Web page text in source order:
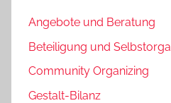
Angebote und Beratung
Beteiligung und
Community Organizing
Gestalt-Bilanz